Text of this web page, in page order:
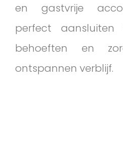
en gastvrije
perfect aansluiten
behoeften en
ontspannen verblijf.